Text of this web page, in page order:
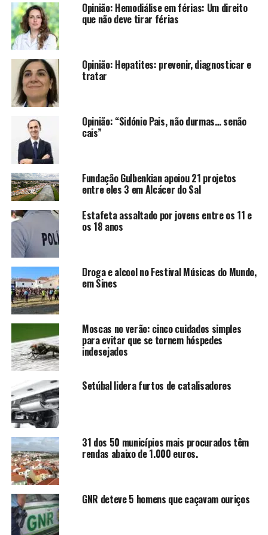
Opinião: Hemodiálise em férias: Um direito
que não deve tirar férias
Opinião: Hepatites: prevenir, diagnosticar e
tratar
Opinião: “Sidónio Pais, não durmas… senão
cais”
Fundação Gulbenkian apoiou 21 projetos
entre eles 3 em Alcácer do Sal
Estafeta assaltado por jovens entre os 11 e
os 18 anos
Droga e alcool no Festival Músicas do Mundo,
em Sines
Moscas no verão: cinco cuidados simples
para evitar que se tornem hóspedes
indesejados
Setúbal lidera furtos de catalisadores
31 dos 50 municípios mais procurados têm
rendas abaixo de 1.000 euros.
GNR deteve 5 homens que caçavam ouriços